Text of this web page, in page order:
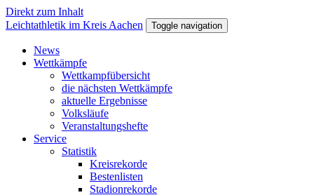
Direkt zum Inhalt
Leichtathletik im Kreis Aachen
Toggle navigation
News
Wettkämpfe
Wettkampfübersicht
die nächsten Wettkämpfe
aktuelle Ergebnisse
Volksläufe
Veranstaltungshefte
Service
Statistik
Kreisrekorde
Bestenlisten
Stadionrekorde